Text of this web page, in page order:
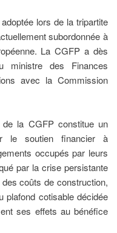
lors de la tripartite
subordonnée à
La CGFP a dès
ministre des Finances
avec la Commission
la CGFP constitue un
le soutien financier à
occupés par leurs
par la crise persistante
coûts de construction,
plafond cotisable décidée
ses effets au bénéfice